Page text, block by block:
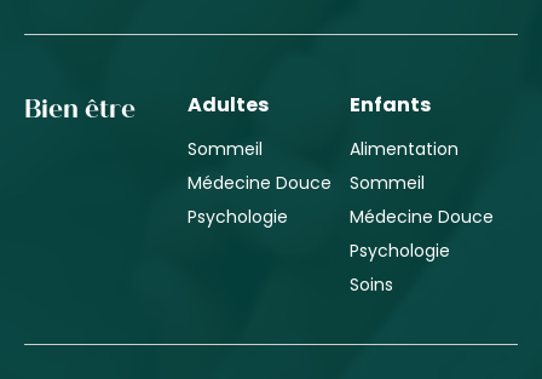
Bien être Adultes
Sommeil
Médecine Douce
Psychologie
Enfants
Alimentation
Sommeil
Médecine Douce
Psychologie
Soins